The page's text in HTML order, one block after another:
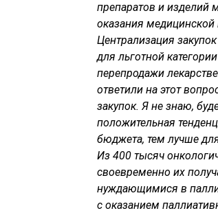
препаратов и изделий
оказания
Централизация
для льготной
перепродажи
ответили на этот
закупок. Я не знаю,
положительная
бюджета, тем лучше
Из 400 тысяч
своевременно их
нуждающимися в
с оказанием